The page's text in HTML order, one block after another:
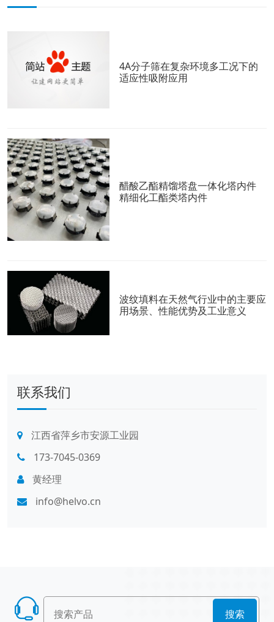
4A分子筛在复杂环境多工况下的
适应性吸附应用
醋酸乙酯精馏塔盘一体化塔内件
精细化工酯类塔内件
波纹填料在天然气行业中的主要应
用场景、性能优势及工业意义
联系我们
江西省萍乡市安源工业园
173-7045-0369
黄经理
info@helvo.cn
搜索